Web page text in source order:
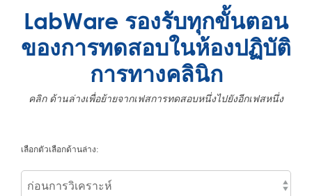
LabWare รองรับทุกขั้นตอน
ของการทดสอบในห้องปฏิบัติ
การทางคลินิก
คลิก ด้านล่างเพื่อย้ายจากเฟสการทดสอบหนึ่งไปยังอีกเฟสหนึ่ง
เลือกตัวเลือกด้านล่าง: